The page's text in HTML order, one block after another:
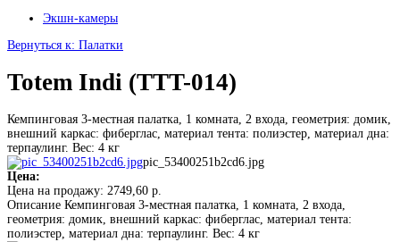
Экшн-камеры
Вернуться к: Палатки
Totem Indi (TTT-014)
Кемпинговая 3-местная палатка, 1 комната, 2 входа, геометрия: домик,
внешний каркас: фиберглас, материал тента: полиэстер, материал дна:
терпаулинг. Вес: 4 кг
pic_53400251b2cd6.jpg
Цена:
Цена на продажу: 2749,60 р.
Описание Кемпинговая 3-местная палатка, 1 комната, 2 входа,
геометрия: домик, внешний каркас: фиберглас, материал тента:
полиэстер, материал дна: терпаулинг. Вес: 4 кг